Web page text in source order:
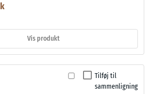
Vis produkt
Tilføj til
sammenligning